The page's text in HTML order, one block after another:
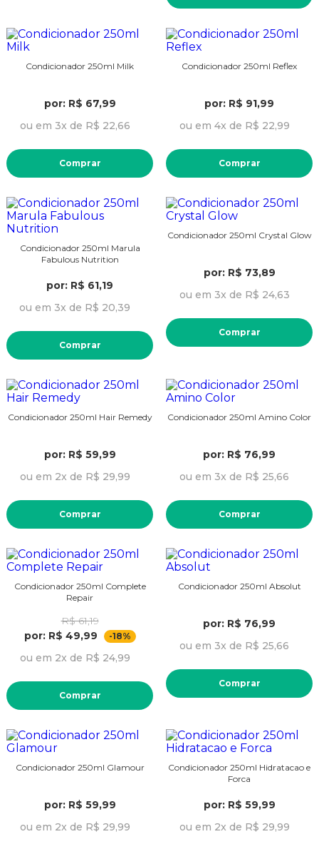
Condicionador 250ml Milk
por: R$ 67,99
ou em 3x de R$ 22,66
Comprar
Condicionador 250ml Reflex
por: R$ 91,99
ou em 4x de R$ 22,99
Comprar
Condicionador 250ml Marula
Fabulous Nutrition
por: R$ 61,19
ou em 3x de R$ 20,39
Comprar
Condicionador 250ml Crystal Glow
por: R$ 73,89
ou em 3x de R$ 24,63
Comprar
Condicionador 250ml Hair Remedy
por: R$ 59,99
ou em 2x de R$ 29,99
Comprar
Condicionador 250ml Amino Color
por: R$ 76,99
ou em 3x de R$ 25,66
Comprar
Condicionador 250ml Complete
Repair
R$ 61,19
por: R$ 49,99
-18%
ou em 2x de R$ 24,99
Comprar
Condicionador 250ml Absolut
por: R$ 76,99
ou em 3x de R$ 25,66
Comprar
Condicionador 250ml Glamour
por: R$ 59,99
ou em 2x de R$ 29,99
Condicionador 250ml Hidratacao e
Forca
por: R$ 59,99
ou em 2x de R$ 29,99